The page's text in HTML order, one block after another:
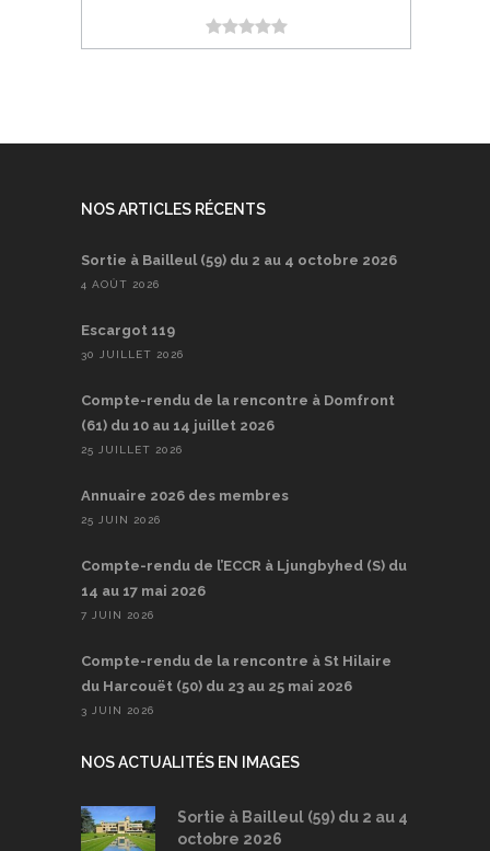
NOS ARTICLES RÉCENTS
Sortie à Bailleul (59) du 2 au 4 octobre 2026
4 AOÛT 2026
Escargot 119
30 JUILLET 2026
Compte-rendu de la rencontre à Domfront
(61) du 10 au 14 juillet 2026
25 JUILLET 2026
Annuaire 2026 des membres
25 JUIN 2026
Compte-rendu de l’ECCR à Ljungbyhed (S) du
14 au 17 mai 2026
7 JUIN 2026
Compte-rendu de la rencontre à St Hilaire
du Harcouët (50) du 23 au 25 mai 2026
3 JUIN 2026
NOS ACTUALITÉS EN IMAGES
Sortie à Bailleul (59) du 2 au 4
octobre 2026